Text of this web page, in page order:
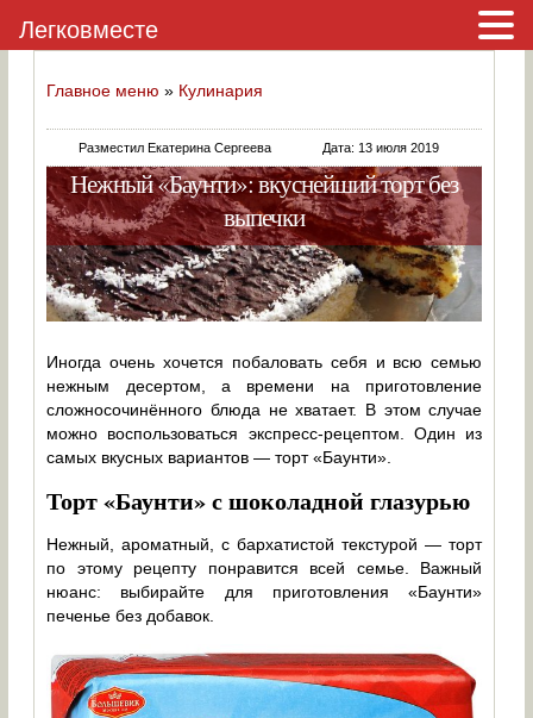
Главное меню » Кулинария
Разместил Екатерина Сергеева Дата: 13 июля 2019
Нежный «Баунти»: вкуснейший торт без
выпечки
Иногда очень хочется побаловать себя и всю семью
нежным десертом, а времени на приготовление
сложносочинённого блюда не хватает. В этом случае
можно воспользоваться экспресс-рецептом. Один из
самых вкусных вариантов — торт «Баунти».
Торт «Баунти» с шоколадной глазурью
Нежный, ароматный, с бархатистой текстурой — торт
по этому рецепту понравится всей семье. Важный
нюанс: выбирайте для приготовления «Баунти»
печенье без добавок.
Легковместе